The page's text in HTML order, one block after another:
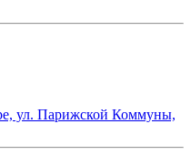
ул. Парижской Коммуны,